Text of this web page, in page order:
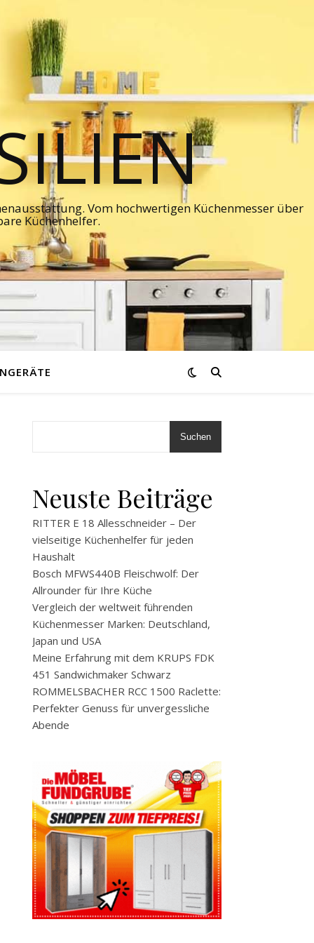
Vom hochwertigen Küchenmesser über
Küchenhelfer.
Suchen
Neuste Beiträge
RITTER E 18 Allesschneider – Der
vielseitige Küchenhelfer für jeden
Haushalt
Bosch MFWS440B Fleischwolf: Der
Allrounder für Ihre Küche
Vergleich der weltweit führenden
Küchenmesser Marken: Deutschland,
Japan und USA
Meine Erfahrung mit dem KRUPS FDK
451 Sandwichmaker Schwarz
ROMMELSBACHER RCC 1500 Raclette:
Perfekter Genuss für unvergessliche
Abende